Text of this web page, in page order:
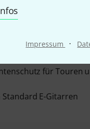
Impressum ·
für Touren
E-Gitarren